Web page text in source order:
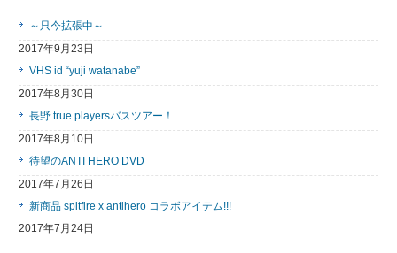
～只今拡張中～
2017年9月23日
VHS id “yuji watanabe”
2017年8月30日
長野 true playersバスツアー！
2017年8月10日
待望のANTI HERO DVD
2017年7月26日
新商品 spitfire x antihero コラボアイテム!!!
2017年7月24日